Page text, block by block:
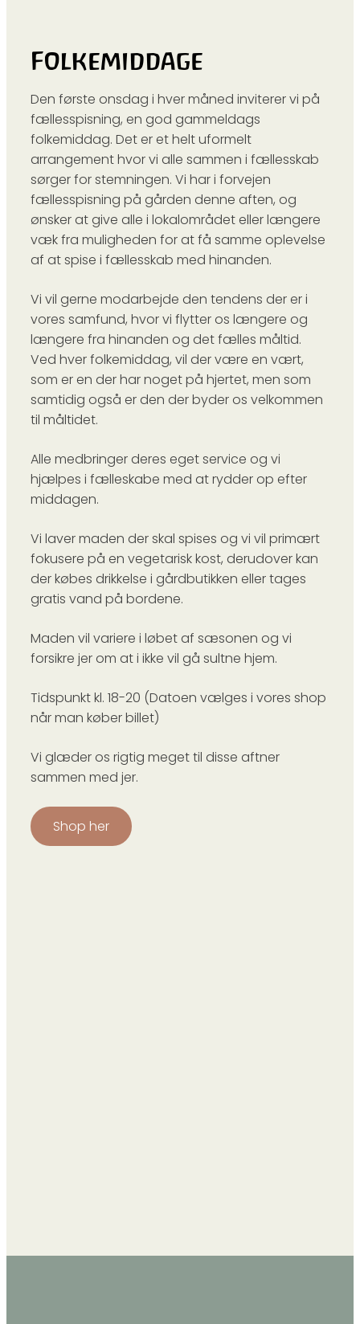
Folkemiddage
Den første onsdag i hver måned inviterer vi på
fællesspisning, en god gammeldags
folkemiddag. Det er et helt uformelt
arrangement hvor vi alle sammen i fællesskab
sørger for stemningen. Vi har i forvejen
fællesspisning på gården denne aften, og
ønsker at give alle i lokalområdet eller længere
væk fra muligheden for at få samme oplevelse
af at spise i fællesskab med hinanden.
Vi vil gerne modarbejde den tendens der er i
vores samfund, hvor vi flytter os længere og
længere fra hinanden og det fælles måltid.
Ved hver folkemiddag, vil der være en vært,
som er en der har noget på hjertet, men som
samtidig også er den der byder os velkommen
til måltidet.
Alle medbringer deres eget service og vi
hjælpes i fælleskabe med at rydder op efter
middagen.
Vi laver maden der skal spises og vi vil primært
fokusere på en vegetarisk kost, derudover kan
der købes drikkelse i gårdbutikken eller tages
gratis vand på bordene.
Maden vil variere i løbet af sæsonen og vi
forsikre jer om at i ikke vil gå sultne hjem.
Tidspunkt kl. 18-20 (Datoen vælges i vores shop
når man køber billet)
Vi glæder os rigtig meget til disse aftner
sammen med jer.
Shop her